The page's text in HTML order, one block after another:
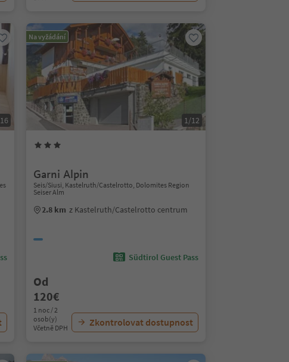
Na vyžádání
1/12
Garni Alpin
Seis/Siusi, Kastelruth/Castelrotto, Dolomites Region
Seiser Alm
2.8 km z Kastelruth/Castelrotto centrum
Südtirol Guest Pass
Od
120€
1 noc / 2
osob(y)
Včetně DPH
Zkontrolovat dostupnost